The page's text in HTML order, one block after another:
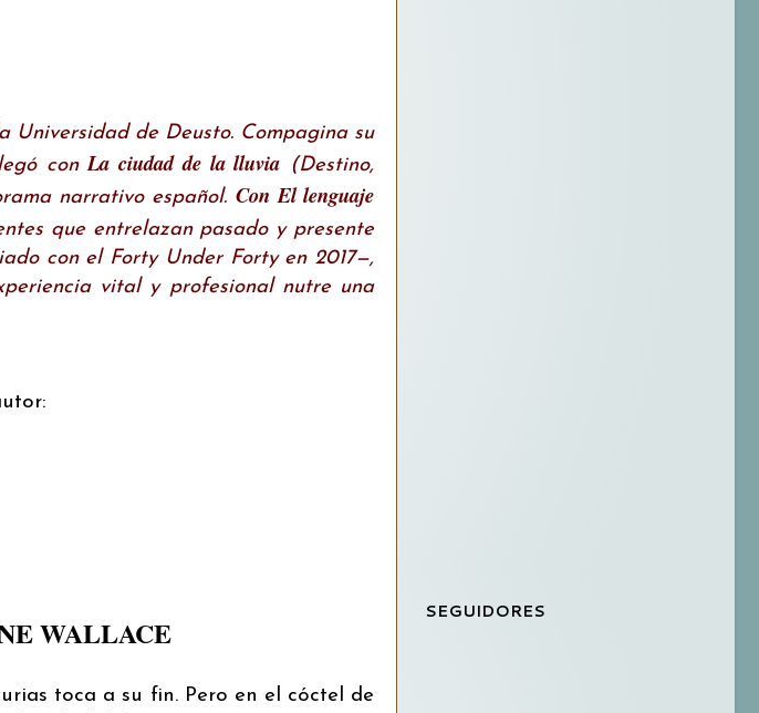
Universidad de Deusto. Compagina su
conLa ciudad de la lluvia (Destino,
narrativo español. Con El lenguaje
que entrelazan pasado y presente
con el Forty Under Forty en 2017—,
vital y profesional nutre una
WALLACE
toca a su fin. Pero en el cóctel de
SEGUIDORES